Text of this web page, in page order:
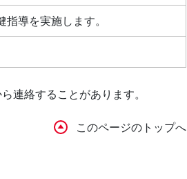
導を実施します。
連絡することがあります。
このページのトップへ